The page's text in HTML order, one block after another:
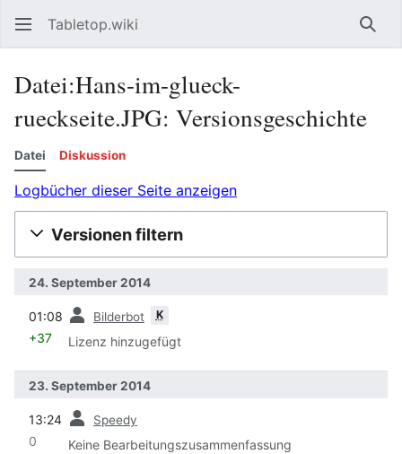
Tabletop.wiki
Datei:Hans-im-glueck-
rueckseite.JPG: Versionsgeschichte
Datei Diskussion
Logbücher dieser Seite anzeigen
Versionen filtern
24. September 2014
01:08 Bilderbot K
+37 Lizenz hinzugefügt
23. September 2014
13:24 Speedy
0 Keine Bearbeitungszusammenfassung